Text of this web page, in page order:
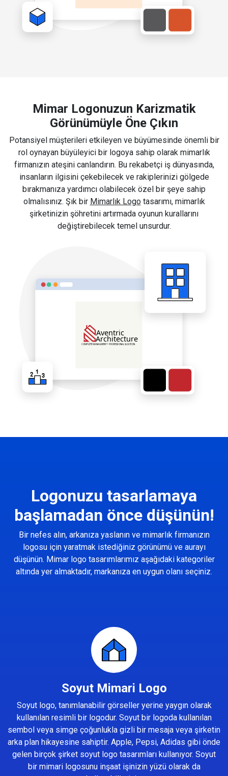
Mimar Logonuzun Karizmatik
Görünümüyle Öne Çıkın
Potansiyel müşterileri etkileyen ve büyümesinde önemli bir
rol oynayan büyüleyici bir logoya sahip olarak mimarlık
firmanızın ateşini canlandırın. Bu rekabetçi iş dünyasında,
insanların ilgisini çekebilecek ve rakiplerinizi gölgede
bırakmanıza yardımcı olabilecek özel bir şeye sahip
olmalısınız. Şık bir Mimarlık Logotasarımı, mimarlık
şirketinizin şöhretini artırmada oyunun kurallarını
değiştirebilecek temel unsurdur.
Logonuzu tasarlamaya
başlamadan önce düşünün!
Bir nefes alın, arkanıza yaslanın ve mimarlık firmanızın
logosu için yaratmak istediğiniz görünümü ve aurayı
düşünün. Mimar logo tasarımlarımız aşağıdaki kategoriler
altında yer almaktadır, markanıza en uygun olanı seçiniz.
Soyut Mimari Logo
Soyut logo, tanımlanabilir görseller yerine yaygın olarak
kullanılan resimli bir logodur. Soyut bir logoda kullanılan
sembol veya simge çoğunlukla gizli bir mesaja veya şirketin
arka plan hikayesine sahiptir. Apple, Pepsi, Adidas gibi önde
gelen birçok şirket soyut logo tasarımları kullanıyor. Soyut
bir mimari logosunu inşaat işinizin yüzü olarak da